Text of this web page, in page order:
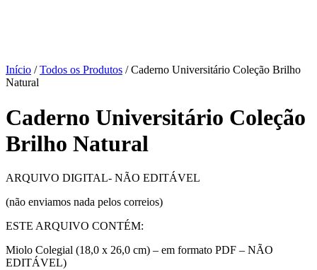
Início /Todos os Produtos / Caderno Universitário Coleção Brilho
Natural
Caderno Universitário Coleção
Brilho Natural
ARQUIVO DIGITAL- NÃO EDITÁVEL
(não enviamos nada pelos correios)
ESTE ARQUIVO CONTÉM:
Miolo Colegial (18,0 x 26,0 cm) – em formato PDF – NÃO
EDITÁVEL)